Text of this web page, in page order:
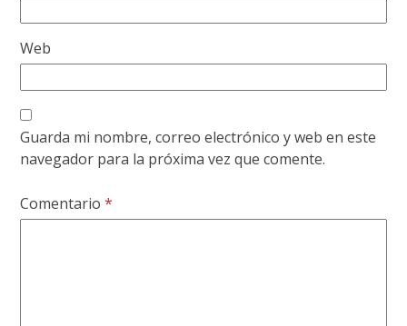
Web
Guarda mi nombre, correo electrónico y web en este
navegador para la próxima vez que comente.
Comentario*